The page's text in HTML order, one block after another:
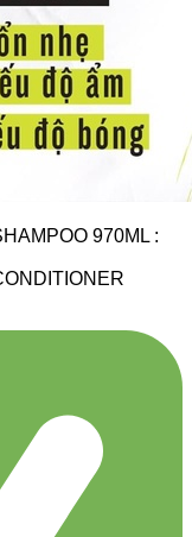
970ML :